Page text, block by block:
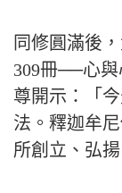
同修圓滿後
309冊──心
尊開示：「
法。釋迦牟
所創立、弘揚